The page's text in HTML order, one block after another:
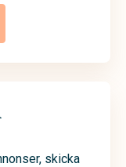
skicka